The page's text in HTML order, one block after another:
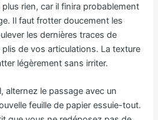
rien, car il finira probablement
Il faut frotter doucement les
les dernières traces de
de vos articulations. La texture
légèrement sans irriter.
alternez le passage avec un
feuille de papier essuie-tout.